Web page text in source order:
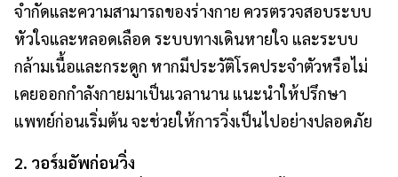
จำกัดและความสามารถของร่างกาย ควรตรวจสอบระบบ
หัวใจและหลอดเลือด ระบบทางเดินหายใจ และระบบ
กล้ามเนื้อและกระดูก หากมีประวัติโรคประจำตัวหรือไม่
เคยออกกำลังกายมาเป็นเวลานาน แนะนำให้ปรึกษา
แพทย์ก่อนเริ่มต้น จะช่วยให้การวิ่งเป็นไปอย่างปลอดภัย
2. วอร์มอัพก่อนวิ่ง